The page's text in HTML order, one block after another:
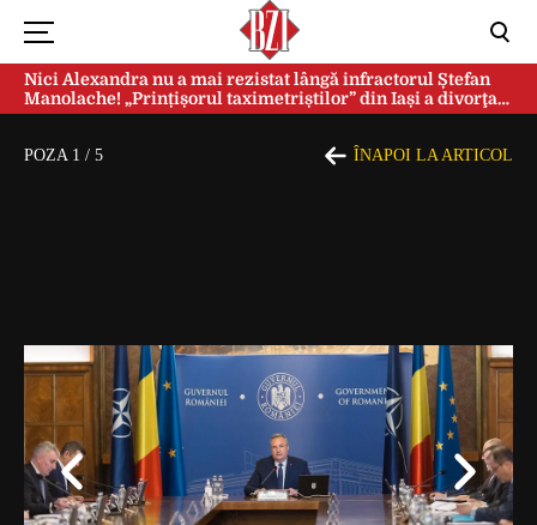
Nici Alexandra nu a mai rezistat lângă infractorul Ștefan
Manolache! „Prințișorul taximetriștilor” din Iași a divorţat
după doi ani de căsnicie
POZA 1 / 5 ÎNAPOI LA ARTICOL